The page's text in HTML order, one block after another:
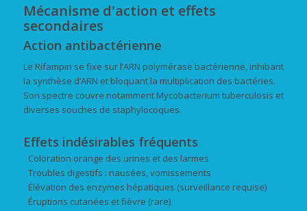
Mécanisme d'action et effets
secondaires
Action antibactérienne
Le Rifampin se fixe sur l’ARN polymérase bactérienne, inhibant
la synthèse d’ARN et bloquant la multiplication des bactéries.
Son spectre couvre notamment Mycobacterium tuberculosis et
diverses souches de staphylocoques.
Effets indésirables fréquents
Coloration orange des urines et des larmes
Troubles digestifs : nausées, vomissements
Élévation des enzymes hépatiques (surveillance requise)
Éruptions cutanées et fièvre (rare)